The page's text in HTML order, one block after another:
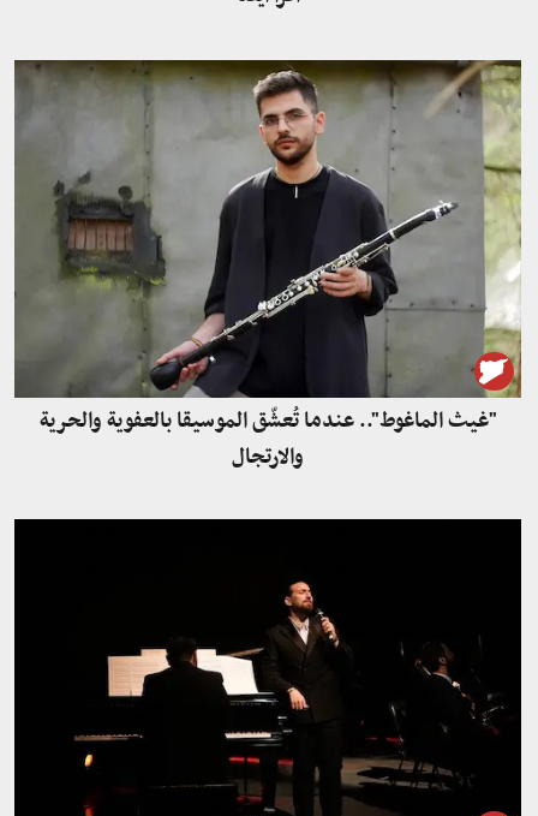
"غيث الماغوط".. عندما تُعشّق الموسيقا بالعفوية والحرية
والارتجال